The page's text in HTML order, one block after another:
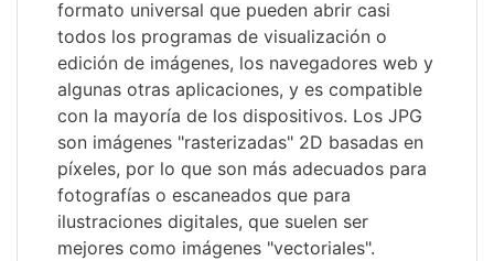
formato universal que pueden abrir casi
todos los programas de visualización o
edición de imágenes, los navegadores web y
algunas otras aplicaciones, y es compatible
con la mayoría de los dispositivos. Los JPG
son imágenes "rasterizadas" 2D basadas en
píxeles, por lo que son más adecuados para
fotografías o escaneados que para
ilustraciones digitales, que suelen ser
mejores como imágenes "vectoriales".